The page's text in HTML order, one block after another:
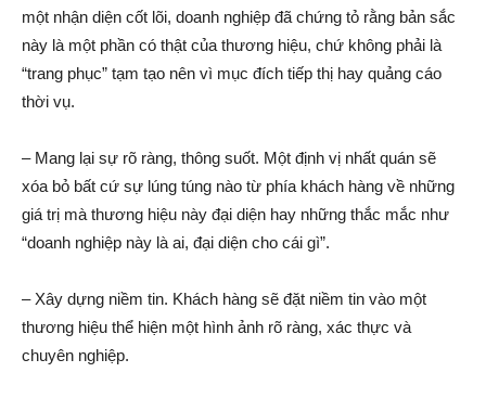
một nhận diện cốt lõi, doanh nghiệp đã chứng tỏ rằng bản sắc
này là một phần có thật của thương hiệu, chứ không phải là
“trang phục” tạm tạo nên vì mục đích tiếp thị hay quảng cáo
thời vụ.
– Mang lại sự rõ ràng, thông suốt. Một định vị nhất quán sẽ
xóa bỏ bất cứ sự lúng túng nào từ phía khách hàng về những
giá trị mà thương hiệu này đại diện hay những thắc mắc như
“doanh nghiệp này là ai, đại diện cho cái gì”.
– Xây dựng niềm tin. Khách hàng sẽ đặt niềm tin vào một
thương hiệu thể hiện một hình ảnh rõ ràng, xác thực và
chuyên nghiệp.